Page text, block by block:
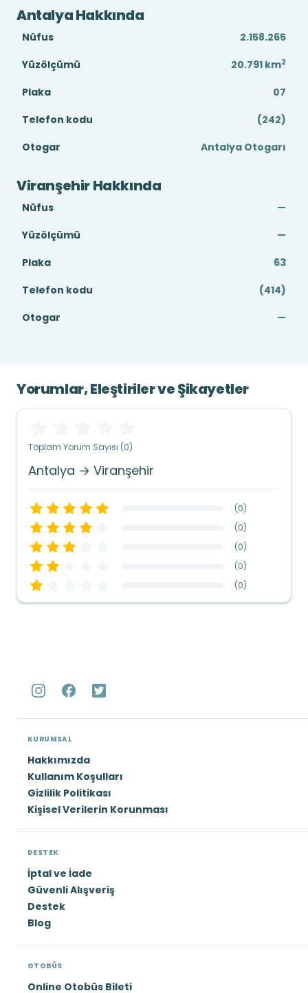
Antalya Hakkında
Nüfus
2.158.265
Yüzölçümü
20.791 km2
Plaka
07
Telefon kodu
(242)
Otogar
Antalya Otogarı
Viranşehir Hakkında
Nüfus
—
Yüzölçümü
—
Plaka
63
Telefon kodu
(414)
Otogar
—
Yorumlar, Eleştiriler ve Şikayetler
Toplam Yorum Sayısı (0)
Antalya → Viranşehir
(0)
(0)
(0)
(0)
(0)
KURUMSAL
Hakkımızda
Kullanım Koşulları
Gizlilik Politikası
Kişisel Verilerin Korunması
DESTEK
İptal ve İade
Güvenli Alışveriş
Destek
Blog
OTOBÜS
Online Otobüs Bileti